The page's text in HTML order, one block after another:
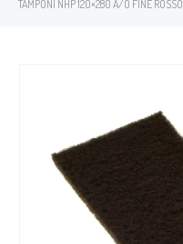
TAMPONI NHP 120×280 A/O FINE ROSSO